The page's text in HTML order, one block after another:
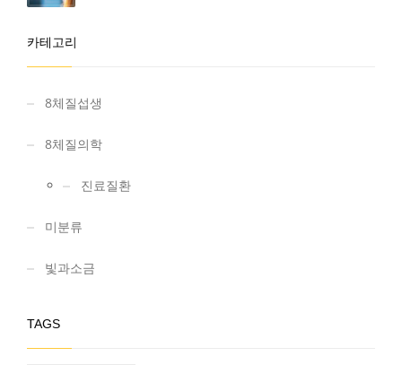
카테고리
8체질섭생
8체질의학
진료질환
미분류
빛과소금
TAGS